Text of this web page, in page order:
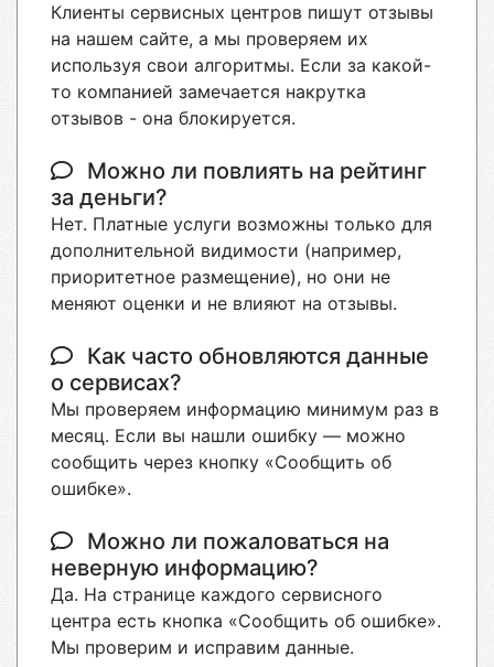
Клиенты сервисных центров пишут отзывы
на нашем сайте, а мы проверяем их
используя свои алгоритмы. Если за какой-
то компанией замечается накрутка
отзывов - она блокируется.
Можно ли повлиять на рейтинг
за деньги?
Нет. Платные услуги возможны только для
дополнительной видимости (например,
приоритетное размещение), но они не
меняют оценки и не влияют на отзывы.
Как часто обновляются данные
о сервисах?
Мы проверяем информацию минимум раз в
месяц. Если вы нашли ошибку — можно
сообщить через кнопку «Сообщить об
ошибке».
Можно ли пожаловаться на
неверную информацию?
Да. На странице каждого сервисного
центра есть кнопка «Сообщить об ошибке».
Мы проверим и исправим данные.